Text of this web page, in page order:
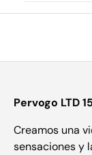
Pervogo LTD
Creamos una
sensaciones y